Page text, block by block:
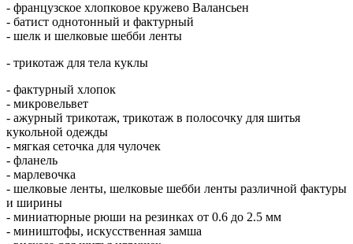
- французское хлопковое кружево Валансьен
- батист однотонный и фактурный
- шелк и шелковые шебби ленты
- трикотаж для тела куклы
- фактурный хлопок
- микровельвет
- ажурный трикотаж, трикотаж в полосочку для шитья
кукольной одежды
- мягкая сеточка для чулочек
- фланель
- марлевочка
- шелковые ленты, шелковые шебби ленты различной фактуры
и ширины
- миниатюрные рюши на резинках от 0.6 до 2.5 мм
- миништофы, искусственная замша